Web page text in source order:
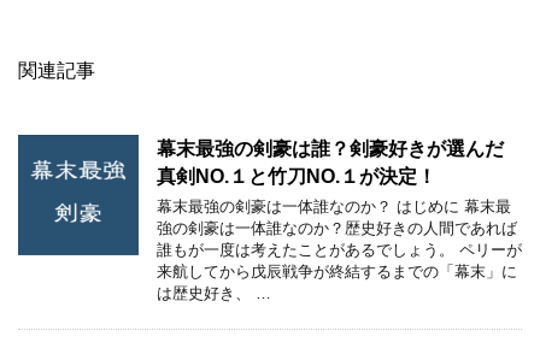
関連記事
幕末最強の剣豪は誰？剣豪好きが選んだ
真剣NO.１と竹刀NO.１が決定！
幕末最強の剣豪は一体誰なのか？ はじめに 幕末最
強の剣豪は一体誰なのか？歴史好きの人間であれば
誰もが一度は考えたことがあるでしょう。 ペリーが
来航してから戊辰戦争が終結するまでの「幕末」に
は歴史好き、 …